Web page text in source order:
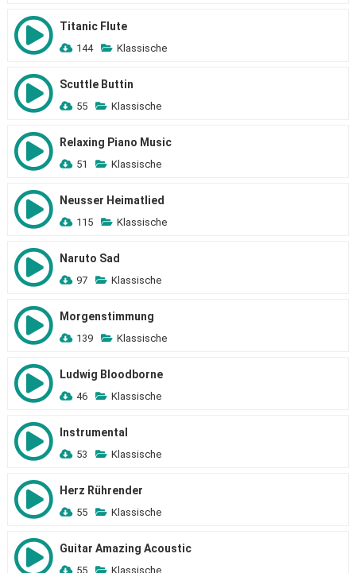
Titanic Flute
144 Klassische
Scuttle Buttin
55 Klassische
Relaxing Piano Music
51 Klassische
Neusser Heimatlied
115 Klassische
Naruto Sad
97 Klassische
Morgenstimmung
139 Klassische
Ludwig Bloodborne
46 Klassische
Instrumental
53 Klassische
Herz Rührender
55 Klassische
Guitar Amazing Acoustic
55 Klassische